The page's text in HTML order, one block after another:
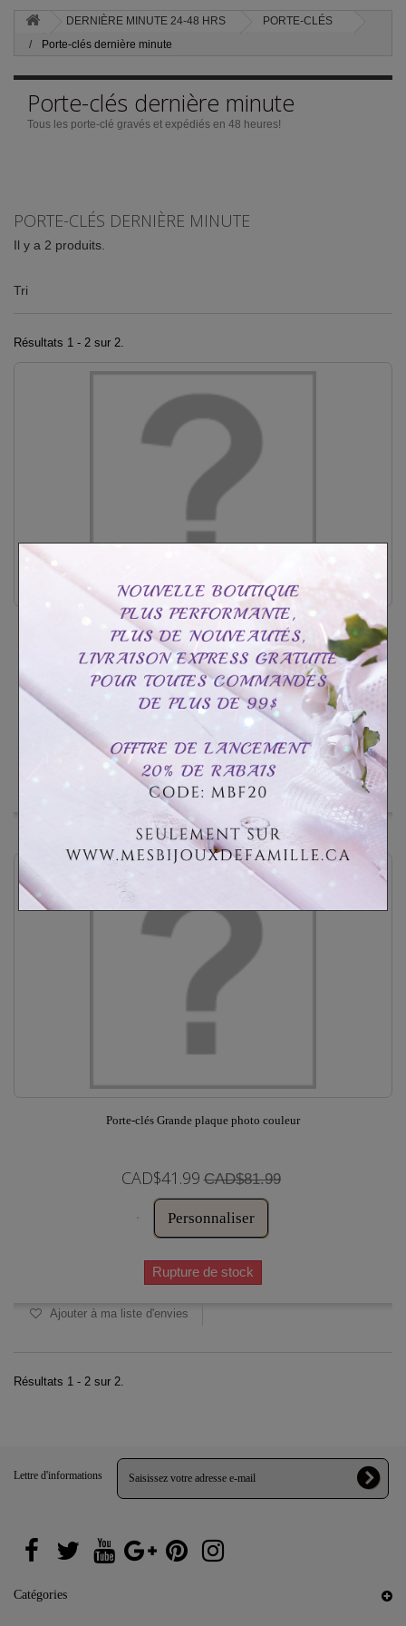
DERNIÈRE MINUTE 24-48 HRS
PORTE-CLÉS
Porte-clés dernière minute
Porte-clés dernière minute
Tous les porte-clé gravés et expédiés en 48 heures!
PORTE-CLÉS DERNIÈRE MINUTE
Il y a 2 produits.
Tri
Résultats 1 - 2 sur 2.
Porte-clés Imposant Coeur Tiffany photo...
CAD$41.99 CAD$81.99
Personnaliser
Rupture de stock
Ajouter à ma liste d'envies
Porte-clés Grande plaque photo couleur
CAD$41.99 CAD$81.99
Personnaliser
Rupture de stock
Ajouter à ma liste d'envies
Résultats 1 - 2 sur 2.
Lettre d'informations
Catégories